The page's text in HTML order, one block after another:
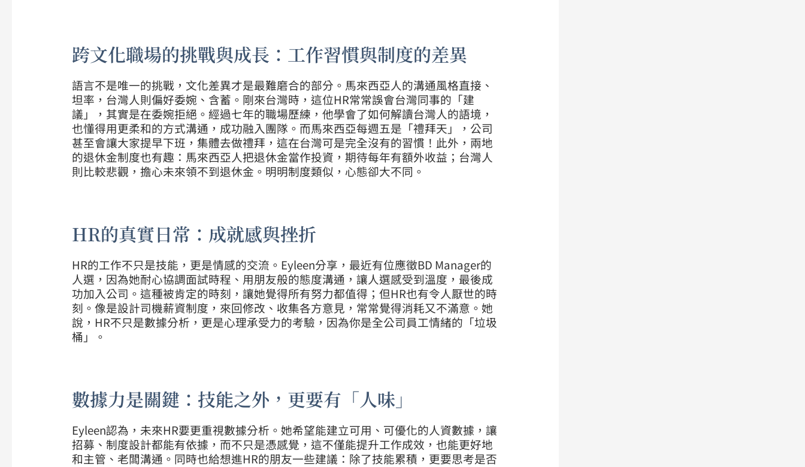
跨文化職場的挑戰與成長：工作習慣與制度的差異
語言不是唯一的挑戰，文化差異才是最難磨合的部分。馬來西亞人的溝通風格直接、
坦率，台灣人則偏好委婉、含蓄。剛來台灣時，這位HR常常誤會台灣同事的「建
議」，其實是在委婉拒絕。經過七年的職場歷練，他學會了如何解讀台灣人的語境，
也懂得用更柔和的方式溝通，成功融入團隊。而馬來西亞每週五是「禮拜天」，公司
甚至會讓大家提早下班，集體去做禮拜，這在台灣可是完全沒有的習慣！此外，兩地
的退休金制度也有趣：馬來西亞人把退休金當作投資，期待每年有額外收益；台灣人
則比較悲觀，擔心未來領不到退休金。明明制度類似，心態卻大不同。
HR的真實日常：成就感與挫折
HR的工作不只是技能，更是情感的交流。Eyleen分享，最近有位應徵BD Manager的
人選，因為她耐心協調面試時程、用朋友般的態度溝通，讓人選感受到溫度，最後成
功加入公司。這種被肯定的時刻，讓她覺得所有努力都值得；但HR也有令人厭世的時
刻。像是設計司機薪資制度，來回修改、收集各方意見，常常覺得消耗又不滿意。她
說，HR不只是數據分析，更是心理承受力的考驗，因為你是全公司員工情緒的「垃圾
桶」。
數據力是關鍵：技能之外，更要有「人味」
Eyleen認為，未來HR要更重視數據分析。她希望能建立可用、可優化的人資數據，讓
招募、制度設計都能有依據，而不只是憑感覺，這不僅能提升工作成效，也能更好地
和主管、老闆溝通。同時也給想進HR的朋友一些建議：除了技能累積，更要思考是否